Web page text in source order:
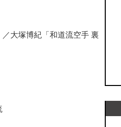
大塚博紀「和道流空手 裏